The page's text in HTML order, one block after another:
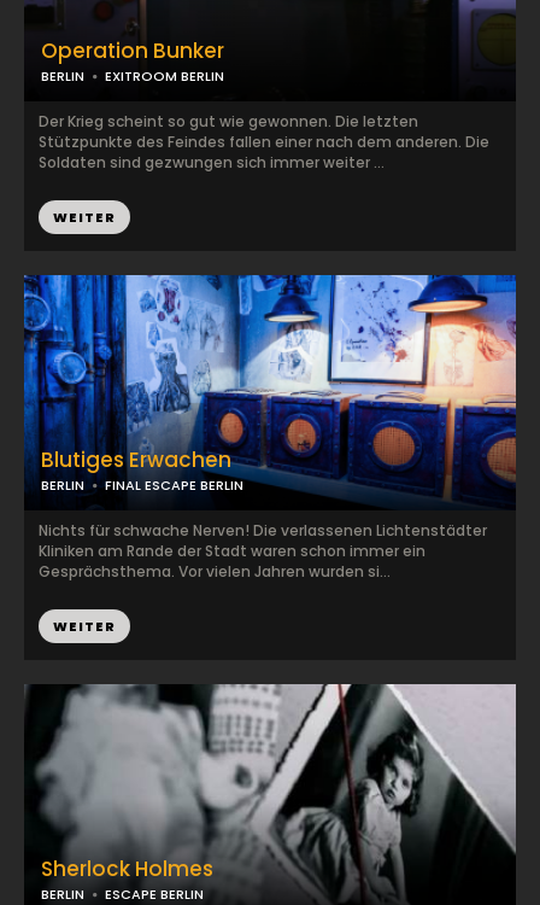
Blutiges Erwachen
BERLIN FINAL ESCAPE BERLIN
Nichts für schwache Nerven! Die verlassenen Lichtenstädter
Kliniken am Rande der Stadt waren schon immer ein
Gesprächsthema. Vor vielen Jahren wurden si...
WEITER
Operation Bunker
BERLIN EXITROOM BERLIN
Der Krieg scheint so gut wie gewonnen. Die letzten
Stützpunkte des Feindes fallen einer nach dem anderen. Die
Soldaten sind gezwungen sich immer weiter ...
WEITER
Sherlock Holmes
BERLIN ESCAPE BERLIN